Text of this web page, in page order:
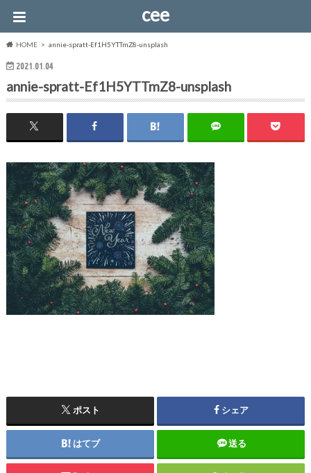
cee
HOME annie-spratt-Ef1H5YTTmZ8-unsplash
2021.01.04
annie-spratt-Ef1H5YTTmZ8-unsplash
ポスト シェア
はてブ 送る